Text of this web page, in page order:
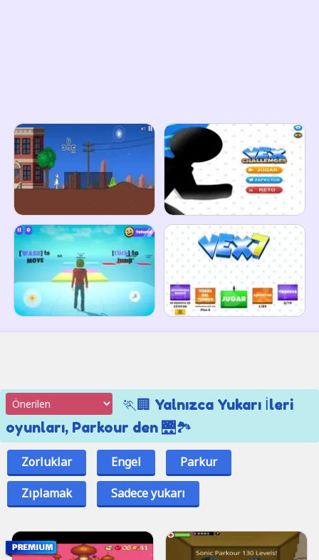
🏃🏢 Yalnızca Yukarı İleri
oyunları, Parkour den 🌉🏞️
Zorluklar Engel
Parkur
Zıplamak
Sadece yukarı